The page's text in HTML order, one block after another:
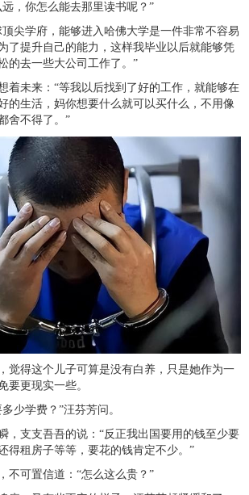
，你怎么能去那里读书呢？”
尖学府，能够进入哈佛大学是一件非常不容易
了提升自己的能力，这样我毕业以后就能够凭
的去一些大公司工作了。”
着未来：“等我以后找到了好的工作，就能够在
的生活，妈你想要什么就可以买什么，不用像
舍不得了。”
觉得这个儿子可算是没有白养，只是她作为一
要更现实一些。
少学费？”汪芬芳问。
，支支吾吾的说：“反正我出国要用的钱至少要
得租房子等等，要花的钱肯定不少。”
不可置信道：“怎么这么贵？”